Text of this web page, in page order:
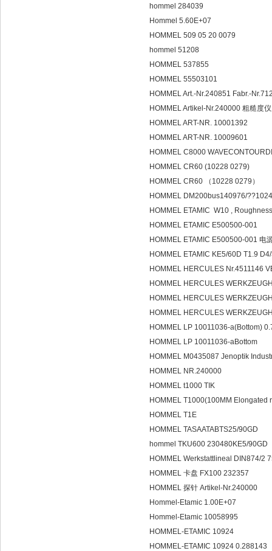
hommel 284039
Hommel 5.60E+07
HOMMEL 509 05 20 0079
hommel 51208
HOMMEL 537855
HOMMEL 55503101
HOMMEL Art.-Nr.240851 Fabr.-
HOMMEL Artikel-Nr.240000 粗糙度
HOMMEL ART-NR. 10001392
HOMMEL ART-NR. 10009601
HOMMEL C8000
HOMMEL CR60 (10228 0279)
HOMMEL CR60 （10228 0279）
HOMMEL DM200bus140976/
HOMMEL ETAMIC W10 ,
HOMMEL ETAMIC E500500-001
HOMMEL ETAMIC E500500-001 电
HOMMEL ETAMIC KE5/60D T1.9
HOMMEL HERCULES Nr.4511146
HOMMEL HERCULES
HOMMEL HERCULES
HOMMEL HERCULES
HOMMEL LP 10011036-a(Bottom)
HOMMEL LP 10011036-aBottom
HOMMEL M0435087 Jenoptik
HOMMEL NR.240000
HOMMEL t1000 TIK
HOMMEL T1000(100MM Elongated
HOMMEL T1E
HOMMEL TASAATABTS25/90GD
hommel TKU600 230480KE5/90GD
HOMMEL Werkstattlineal DIN874/2
HOMMEL 卡盘 FX100 232357
HOMMEL 探针 Artikel-Nr.240000
Hommel-Etamic 1.00E+07
Hommel-Etamic 10058995
HOMMEL-ETAMIC 10924
HOMMEL-ETAMIC 10924 0.288143